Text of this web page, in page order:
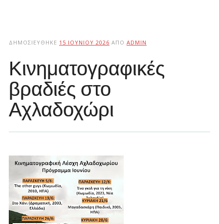
ΔΗΜΟΣΙΕΎΘΗΚΕ 15 ΙΟΥΝΊΟΥ 2026 ΑΠΌ ADMIN
Κινηματογραφικές
βραδιές στο
Αχλαδοχώρι